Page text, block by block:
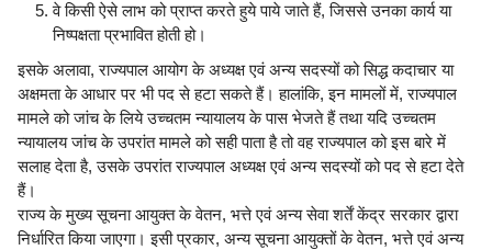
वे किसी ऐसे लाभ को प्राप्त करते हुये पाये जाते हैं, जिससे उनका कार्य या
निष्पक्षता प्रभावित होती हो।
इसके अलावा, राज्यपाल आयोग के अध्यक्ष एवं अन्य सदस्यों को सिद्ध कदाचार या
अक्षमता के आधार पर भी पद से हटा सकते हैं। हालांकि, इन मामलों में, राज्यपाल
मामले को जांच के लिये उच्चतम न्यायालय के पास भेजते हैं तथा यदि उच्चतम
न्यायालय जांच के उपरांत मामले को सही पाता है तो वह राज्यपाल को इस बारे में
सलाह देता है, उसके उपरांत राज्यपाल अध्यक्ष एवं अन्य सदस्यों को पद से हटा देते
हैं।
राज्य के मुख्य सूचना आयुक्त के वेतन, भत्ते एवं अन्य सेवा शर्तें केंद्र सरकार द्वारा
निर्धारित किया जाएगा। इसी प्रकार, अन्य सूचना आयुक्तों के वेतन, भत्ते एवं अन्य